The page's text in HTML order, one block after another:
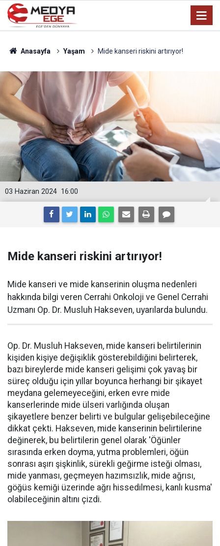
Anasayfa Yaşam Mide kanseri riskini artırıyor!
16:00
03 Haziran 2024
Mide kanseri riskini artırıyor!
Mide kanseri ve mide kanserinin oluşma nedenleri
hakkında bilgi veren Cerrahi Onkoloji ve Genel Cerrahi
Uzmanı Op. Dr. Musluh Hakseven, uyarılarda bulundu.
Op. Dr. Musluh Hakseven, mide kanseri belirtilerinin
kişiden kişiye değişiklik gösterebildiğini belirterek,
bazı bireylerde mide kanseri gelişimi çok yavaş bir
süreç olduğu için yıllar boyunca herhangi bir şikayet
meydana gelemeyeceğini, erken evre mide
kanserlerinde mide ülseri varlığında oluşan
şikayetlere benzer belirti ve bulgular gelişebileceğine
dikkat çekti. Hakseven, mide kanserinin belirtilerine
değinerek, bu belirtilerin genel olarak 'Öğünler
sırasında erken doyma, yutma problemleri, öğün
sonrası aşırı şişkinlik, sürekli geğirme isteği olması,
mide yanması, geçmeyen hazımsızlık, mide ağrısı,
göğüs kemiği üzerinde ağrı hissedilmesi, kanlı kusma'
olabileceğinin altını çizdi.